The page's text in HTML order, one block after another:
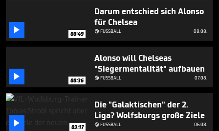
 00:49
Darum entschied sich Alonso
für Chelsea
FUSSBALL 08.08.
 00:36
Alonso will Chelseas
"Siegermentalität" aufbauen
FUSSBALL 07.08.
 03:17
Die "Galaktischen" der 2.
Liga? Wolfsburgs große Ziele
FUSSBALL 06.08.